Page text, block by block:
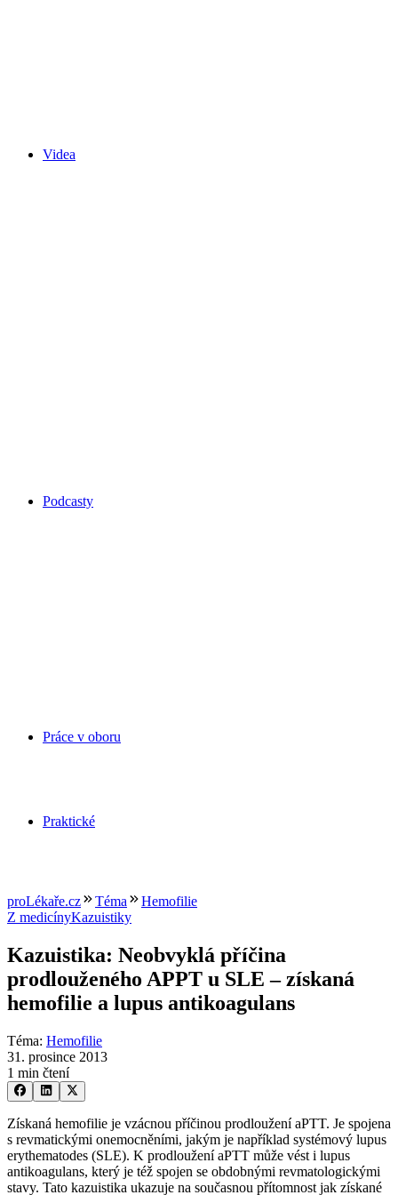
Videa
Podcasty
Práce v oboru
Praktické
proLékaře.cz Téma
Hemofilie
Z medicínyKazuistiky
Kazuistika: Neobvyklá příčina
prodlouženého APPT u SLE –⁠ získaná
hemofilie a lupus antikoagulans
Téma: Hemofilie
31. prosince 2013
1 min čtení
Získaná hemofilie je vzácnou příčinou prodloužení aPTT. Je spojena
s revmatickými onemocněními, jakým je například systémový lupus
erythematodes (SLE). K prodloužení aPTT může vést i lupus
antikoagulans, který je též spojen se obdobnými revmatologickými
stavy. Tato kazuistika ukazuje na současnou přítomnost jak získané